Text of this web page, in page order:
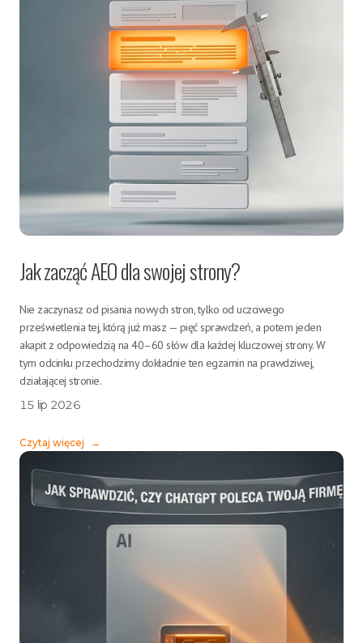
Jak zacząć AEO dla swojej strony?
Nie zaczynasz od pisania nowych stron, tylko od uczciwego
prześwietlenia tej, którą już masz — pięć sprawdzeń, a potem jeden
akapit z odpowiedzią na 40–60 słów dla każdej kluczowej strony. W
tym odcinku przechodzimy dokładnie ten egzamin na prawdziwej,
działającej stronie.
15 lip 2026
Czytaj więcej →